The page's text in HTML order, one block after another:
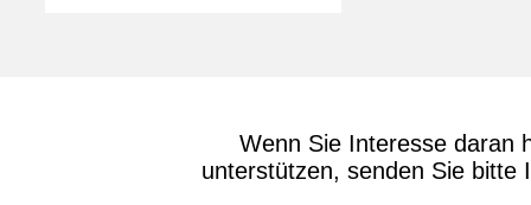
Wenn Sie Interesse daran
unterstützen, senden Sie bitte